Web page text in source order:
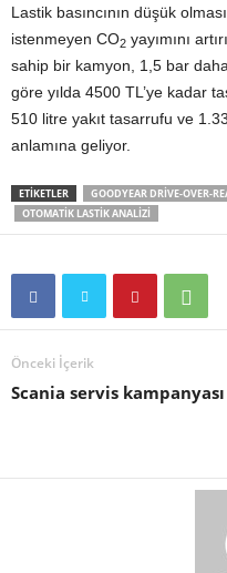
Lastik basıncının düşük
istenmeyen CO2 yayımını
sahip bir kamyon, 1,5 bar
göre yılda 4500 TL’ye kadar
510 litre yakıt tasarrufu ve
anlamına geliyor.
ETIKETLER GOODYEAR DRIVE-OVER-
OTOMATIK LASTIK ANALIZI
Önceki İçerik
Scania servis kampanyası